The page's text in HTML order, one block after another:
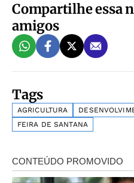
Compartilhe essa
amigos
Tags
AGRICULTURA
FEIRA DE SANTANA